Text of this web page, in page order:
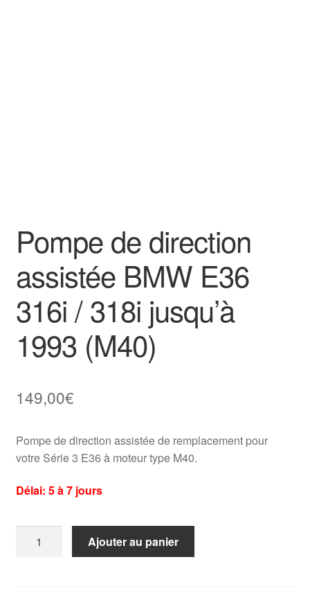
Pompe de direction
assistée BMW E36
316i / 318i jusqu’à
1993 (M40)
149,00€
Pompe de direction assistée de remplacement pour
votre Série 3 E36 à moteur type M40.
Délai: 5 à 7 jours
Ajouter au panier